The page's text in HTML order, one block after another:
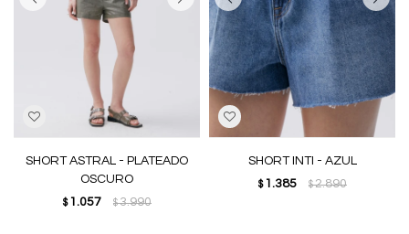
SHORT ASTRAL - PLATEADO
OSCURO
$ 1.057 $3.990
SHORT INTI - AZUL
$ 1.385 $2.890